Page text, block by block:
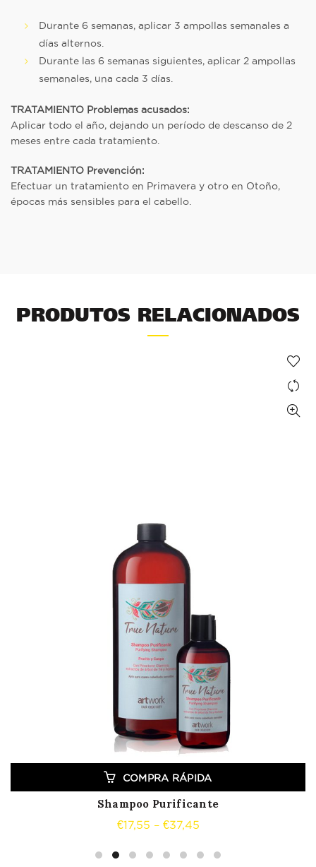
Durante 6 semanas, aplicar 3 ampollas semanales a
días alternos.
Durante las 6 semanas siguientes, aplicar 2 ampollas
semanales, una cada 3 días.
TRATAMIENTO Problemas acusados:
Aplicar todo el año, dejando un período de descanso de 2
meses entre cada tratamiento.
TRATAMIENTO Prevención:
Efectuar un tratamiento en Primavera y otro en Otoño,
épocas más sensibles para el cabello.
PRODUTOS RELACIONADOS
COMPRA RÁPIDA
Shampoo Purificante
€17,55 – €37,45Price
€17,55